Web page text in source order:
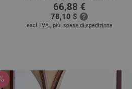
66,88 €
78,10 $
escl. IVA., più. spese di spedizione